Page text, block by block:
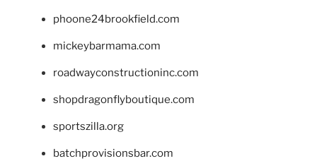
phoone24brookfield.com
mickeybarmama.com
roadwayconstructioninc.com
shopdragonflyboutique.com
sportszilla.org
batchprovisionsbar.com